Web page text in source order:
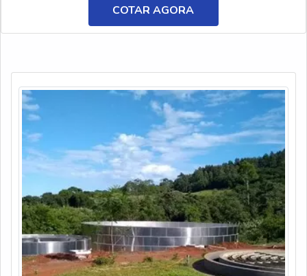
aniônico em pó, na AEG Produtos para Laboratório o cliente
encontrará precisão e o melhor atendimento em C...
COTAR AGORA